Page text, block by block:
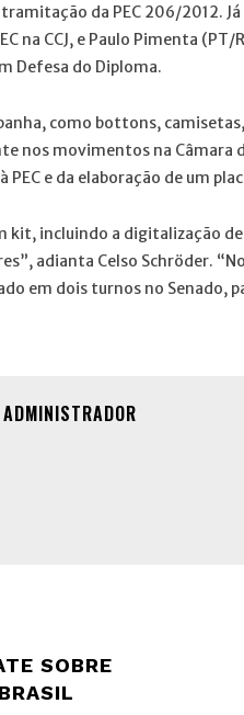
tramitação da PEC 206/2012.
na CCJ, e Paulo Pimenta
Defesa do Diploma.
como bottons,
nos movimentos na
PEC e da elaboração de um
kit, incluindo a digitalização
adianta Celso Schröder.
em dois turnos no Senado,
ADMINISTRADOR
SOBRE